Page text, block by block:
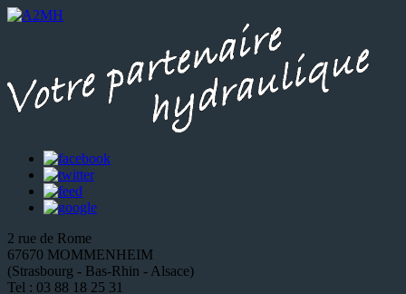
2 rue de Rome
67670 MOMMENHEIM
(Strasbourg - Bas-Rhin - Alsace)
Tel : 03 88 18 25 31